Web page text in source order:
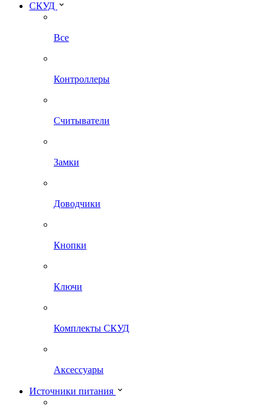
СКУД
Все
Контроллеры
Считыватели
Замки
Доводчики
Кнопки
Ключи
Комплекты СКУД
Аксессуары
Источники питания